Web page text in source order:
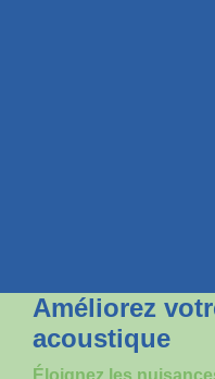
Améliorez
acoustique